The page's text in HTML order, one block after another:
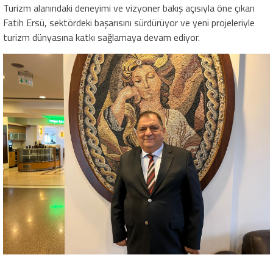
Turizm alanındaki deneyimi ve vizyoner bakış açısıyla öne çıkan
Fatih Ersü, sektördeki başarısını sürdürüyor ve yeni projeleriyle
turizm dünyasına katkı sağlamaya devam ediyor.